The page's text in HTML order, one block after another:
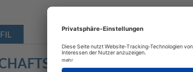
SAAR GMBH